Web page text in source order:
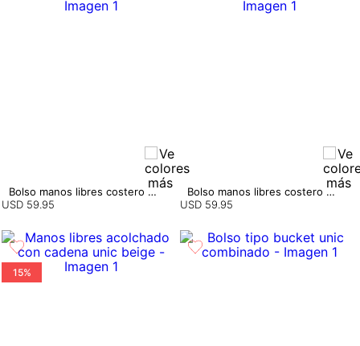
Bolso manos libres costero con textura
USD 59.95
Bolso manos libres costero con textura
USD 59.95
15%